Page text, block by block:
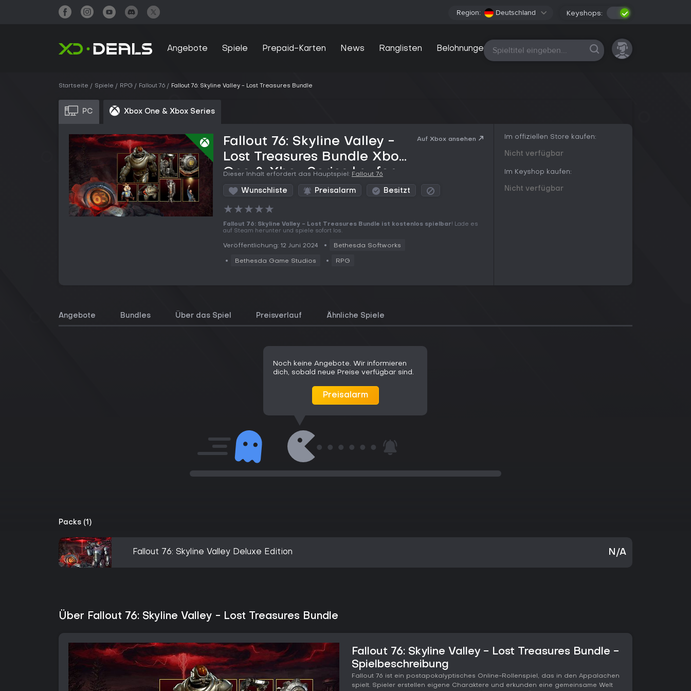
Region: Deutschland Keyshops:
Angebote Spiele Prepaid-Karten News Ranglisten Belohnungen Alle Plattformen
Startseite Spiele RPG Fallout 76 Fallout 76: Skyline Valley - Lost Treasures Bundle
PC Xbox One & Xbox Series
Fallout 76: Skyline Valley -
Lost Treasures Bundle Xbox
One & Xbox Series kaufen
Auf Xbox ansehen
Dieser Inhalt erfordert das Hauptspiel: Fallout 76
Wunschliste Preisalarm Besitzt
★★★★★
Fallout 76: Skyline Valley - Lost Treasures Bundle ist kostenlos spielbar! Lade es
auf Steam herunter und spiele sofort los.
Veröffentlichung: 12 Juni 2024 Bethesda Softworks
Bethesda Game Studios RPG
Im offiziellen Store kaufen:
Nicht verfügbar
Im Keyshop kaufen:
Nicht verfügbar
Angebote Bundles Über das Spiel Preisverlauf Ähnliche Spiele
Noch keine Angebote. Wir informieren
dich, sobald neue Preise verfügbar sind.
Preisalarm
Packs (1)
Fallout 76: Skyline Valley Deluxe Edition N/A
Über Fallout 76: Skyline Valley - Lost Treasures Bundle
Fallout 76: Skyline Valley - Lost Treasures Bundle -
Spielbeschreibung
Fallout 76 ist ein postapokalyptisches Online-Rollenspiel, das in den Appalachen
spielt. Spieler erstellen eigene Charaktere und erkunden eine gemeinsame Welt